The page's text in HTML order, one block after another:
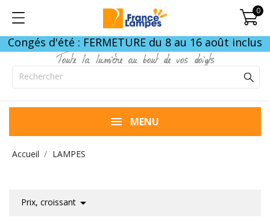
0
Congés d'été : FERMETURE du 8 au 16 août inclus
Toute la lumière au bout de vos doigts
MENU
Accueil LAMPES
Prix, croissant 